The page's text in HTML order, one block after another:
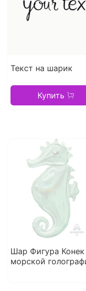
Текст на шарик
Купить
Шар Фигура Конек
морской